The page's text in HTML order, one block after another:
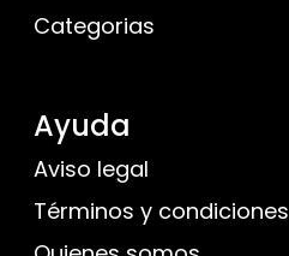
Categorias
Ayuda
Aviso legal
Términos y condiciones